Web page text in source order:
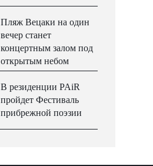
Пляж Вецаки на один
вечер станет
концертным залом под
открытым небом
В резиденции PAiR
пройдет Фестиваль
прибрежной поэзии